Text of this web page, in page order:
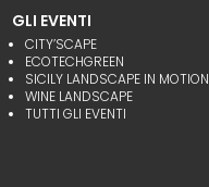
GLI EVENTI
CITY’SCAPE
ECOTECHGREEN
SICILY LANDSCAPE IN MOTION
WINE LANDSCAPE
TUTTI GLI EVENTI